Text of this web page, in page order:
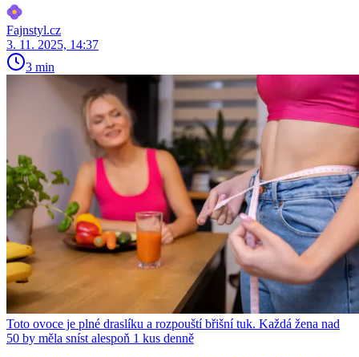
Fajnstyl.cz
3. 11. 2025, 14:37
3 min
Toto ovoce je plné draslíku a rozpouští břišní tuk. Každá žena nad
50 by měla sníst alespoň 1 kus denně